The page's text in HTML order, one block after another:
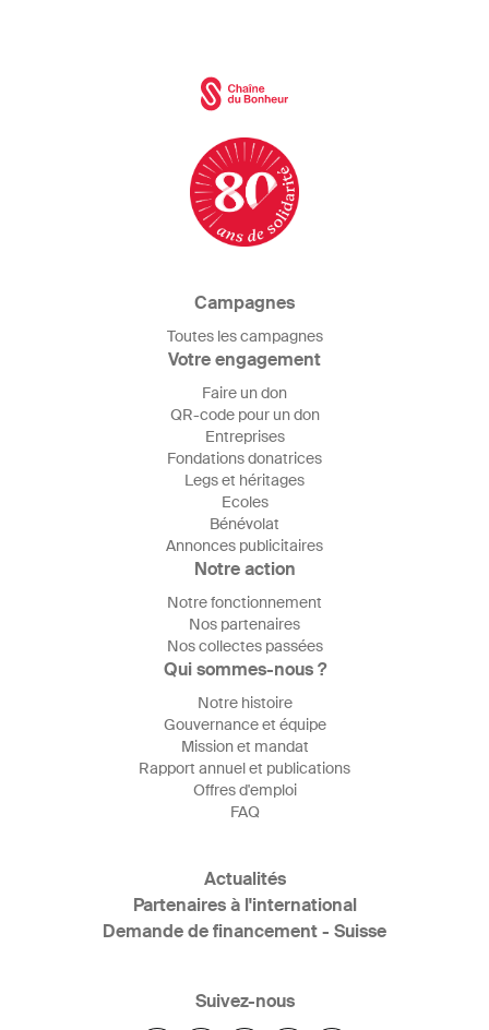
Campagnes
Toutes les campagnes
Votre engagement
Faire un don
QR-code pour un don
Entreprises
Fondations donatrices
Legs et héritages
Ecoles
Bénévolat
Annonces publicitaires
Notre action
Notre fonctionnement
Nos partenaires
Nos collectes passées
Qui sommes-nous ?
Notre histoire
Gouvernance et équipe
Mission et mandat
Rapport annuel et publications
Offres d'emploi
FAQ
Actualités
Partenaires à l'international
Demande de financement - Suisse
Suivez-nous